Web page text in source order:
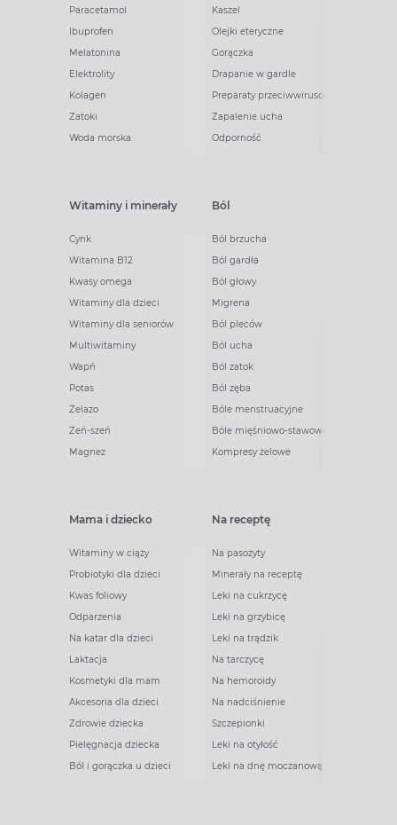
Paracetamol
Ibuprofen
Melatonina
Elektrolity
Kolagen
Zatoki
Woda morska
Kaszel
Olejki eteryczne
Gorączka
Drapanie w gardle
Preparaty przeciwwirusowe
Zapalenie ucha
Odporność
Witaminy i minerały
Cynk
Witamina B12
Kwasy omega
Witaminy dla dzieci
Witaminy dla seniorów
Multiwitaminy
Wapń
Potas
Żelazo
Żeń-szeń
Magnez
Ból
Ból brzucha
Ból gardła
Ból głowy
Migrena
Ból pleców
Ból ucha
Ból zatok
Ból zęba
Bóle menstruacyjne
Bóle mięśniowo-stawowe
Kompresy żelowe
Mama i dziecko
Witaminy w ciąży
Probiotyki dla dzieci
Kwas foliowy
Odparzenia
Na katar dla dzieci
Laktacja
Kosmetyki dla mam
Akcesoria dla dzieci
Zdrowie dziecka
Pielęgnacja dziecka
Ból i gorączka u dzieci
Na receptę
Na pasożyty
Minerały na receptę
Leki na cukrzycę
Leki na grzybicę
Leki na trądzik
Na tarczycę
Na hemoroidy
Na nadciśnienie
Szczepionki
Leki na otyłość
Leki na dnę moczanową